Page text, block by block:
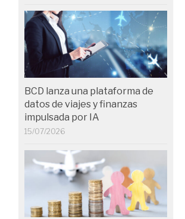
BCD lanza una plataforma de
datos de viajes y finanzas
impulsada por IA
15/07/2026